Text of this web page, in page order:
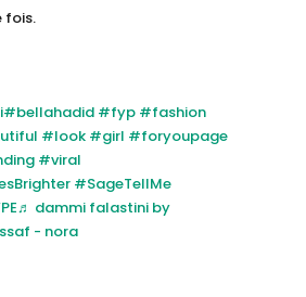
fois.
#bellahadid #fyp #fashion
#look #girl #foryoupage
#viral
#SageTellMe
♬ dammi falastini by
- nora